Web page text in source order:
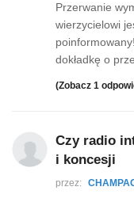
Przerwanie
wierzycielowi
dokładkę o
(Zobacz 1
Czy radio
i koncesji
przez: